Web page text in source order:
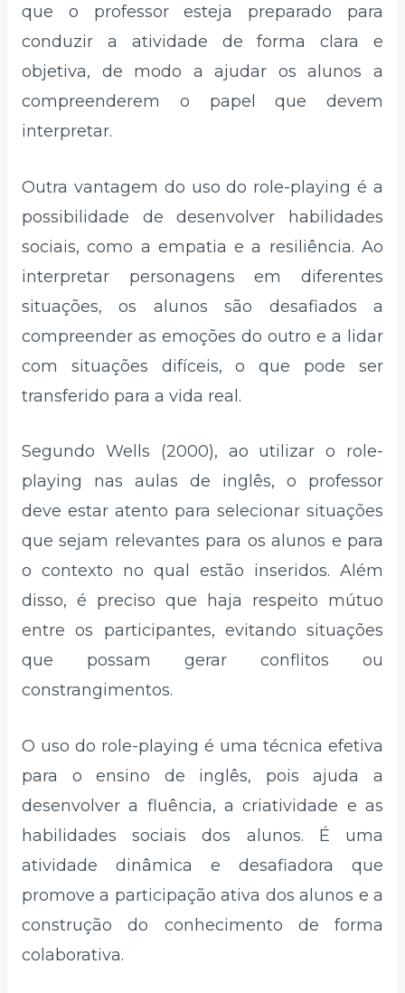
que o professor esteja preparado para
conduzir a atividade de forma clara e
objetiva, de modo a ajudar os alunos a
compreenderem o papel que devem
interpretar.
Outra vantagem do uso do role-playing é a
possibilidade de desenvolver habilidades
sociais, como a empatia e a resiliência. Ao
interpretar personagens em diferentes
situações, os alunos são desafiados a
compreender as emoções do outro e a lidar
com situações difíceis, o que pode ser
transferido para a vida real.
Segundo Wells (2000), ao utilizar o role-
playing nas aulas de inglês, o professor
deve estar atento para selecionar situações
que sejam relevantes para os alunos e para
o contexto no qual estão inseridos. Além
disso, é preciso que haja respeito mútuo
entre os participantes, evitando situações
que possam gerar conflitos ou
constrangimentos.
O uso do role-playing é uma técnica efetiva
para o ensino de inglês, pois ajuda a
desenvolver a fluência, a criatividade e as
habilidades sociais dos alunos. É uma
atividade dinâmica e desafiadora que
promove a participação ativa dos alunos e a
construção do conhecimento de forma
colaborativa.